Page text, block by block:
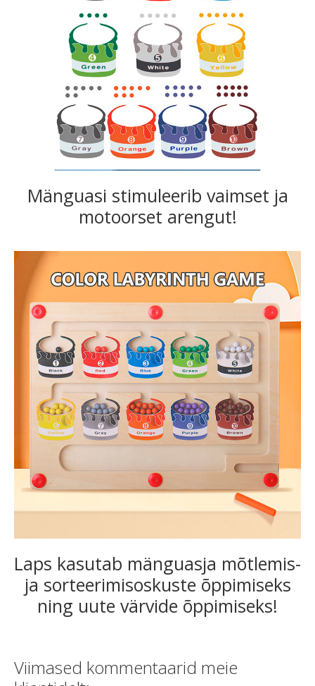
Mänguasi stimuleerib vaimset ja
motoorset arengut!
Laps kasutab mänguasja mõtlemis-
ja sorteerimisoskuste õppimiseks
ning uute värvide õppimiseks!
Viimased kommentaarid meie